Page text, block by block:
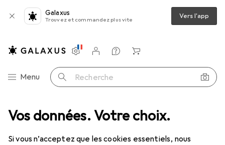
Vos données. Votre choix.
Si vous n’acceptez que les cookies essentiels, nous
Galaxus
Trouvez et commandez plus vite Vers l'app
Navigation par catégorie
Menu Recherche
Paramètres
Compte client
Listes de comparaison
Listes d'envies
Panier
IT + multimédia Enregistrer + dicter Dictaphone : accessoires
Dictaphone : accessoires